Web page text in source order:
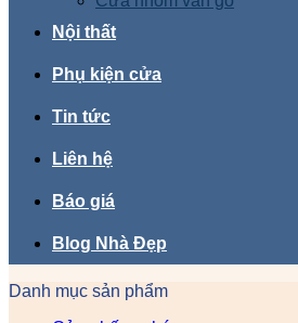
Nội thất
Phụ kiện cửa
Tin tức
Liên hệ
Báo giá
Blog Nhà Đẹp
Danh mục sản phẩm